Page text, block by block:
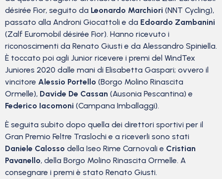
désirée Fior, seguito da Leonardo Marchiori (NNT Cycling),
passato alla Androni Giocattoli e da Edoardo Zambanini
(Zalf Euromobil désirée Fior). Hanno ricevuto i
riconoscimenti da Renato Giusti e da Alessandro Spiniella.
È toccato poi agli Junior ricevere i premi del WindTex
Juniores 2020 dalle mani di Elisabetta Gaspari; ovvero il
vincitore Alessio Portello (Borgo Molino Rinascita
Ormelle), Davide De Cassan (Ausonia Pescantina) e
Federico Iacomoni (Campana Imballaggi).
È seguita subito dopo quella dei direttori sportivi per il
Gran Premio Feltre Traslochi e a riceverli sono stati
Daniele Calosso della Iseo Rime Carnovali e Cristian
Pavanello, della Borgo Molino Rinascita Ormelle. A
consegnare i premi è stato Renato Giusti.